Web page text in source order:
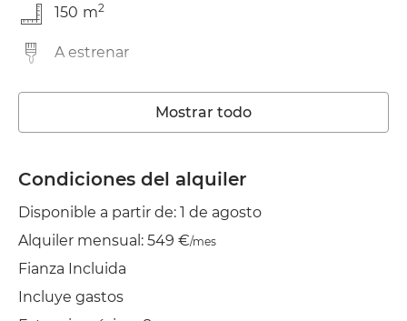
150 m2
A estrenar
Trastero
Lavadora
Ascensor
Wifi
Jardín/Terraza
Mostrar todo
Condiciones del alquiler
Disponible a partir de: 1 de agosto
Alquiler mensual: 549 €/mes
Fianza Incluida
Incluye gastos